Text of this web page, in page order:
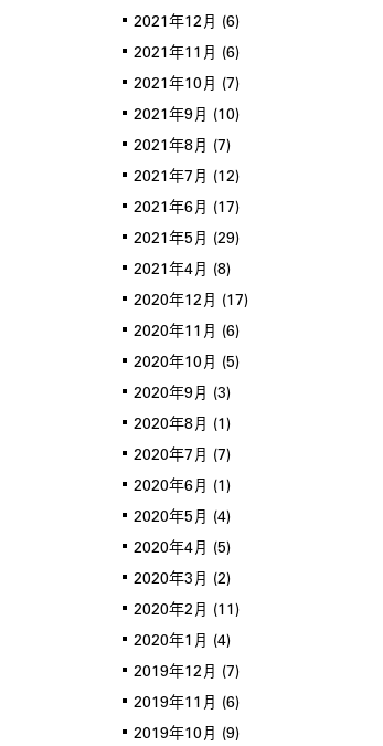
2021年12月 (6)
2021年11月 (6)
2021年10月 (7)
2021年9月 (10)
2021年8月 (7)
2021年7月 (12)
2021年6月 (17)
2021年5月 (29)
2021年4月 (8)
2020年12月 (17)
2020年11月 (6)
2020年10月 (5)
2020年9月 (3)
2020年8月 (1)
2020年7月 (7)
2020年6月 (1)
2020年5月 (4)
2020年4月 (5)
2020年3月 (2)
2020年2月 (11)
2020年1月 (4)
2019年12月 (7)
2019年11月 (6)
2019年10月 (9)